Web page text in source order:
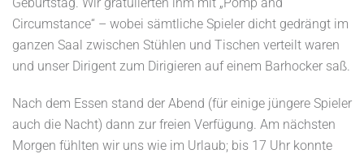
Circumstance“ – wobei sämtliche Spieler dicht gedrängt im
ganzen Saal zwischen Stühlen und Tischen verteilt waren
und unser Dirigent zum Dirigieren auf einem Barhocker saß.
Nach dem Essen stand der Abend (für einige jüngere Spieler
auch die Nacht) dann zur freien Verfügung. Am nächsten
Morgen fühlten wir uns wie im Urlaub; bis 17 Uhr konnte